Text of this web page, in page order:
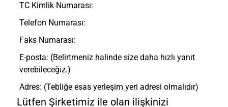
TC Kimlik Numarası:
Telefon Numarası:
Faks Numarası:
E-posta: (Belirtmeniz halinde size daha hızlı yanıt
verebileceğiz.)
Adres: (Tebliğe esas yerleşim yeri adresi olmalıdır)
Lütfen Şirketimiz ile olan ilişkinizi